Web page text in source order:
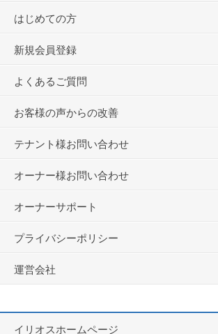
はじめての方
新規会員登録
よくあるご質問
お客様の声からの改善
テナント様お問い合わせ
オーナー様お問い合わせ
オーナーサポート
プライバシーポリシー
運営会社
イリオスホームページ